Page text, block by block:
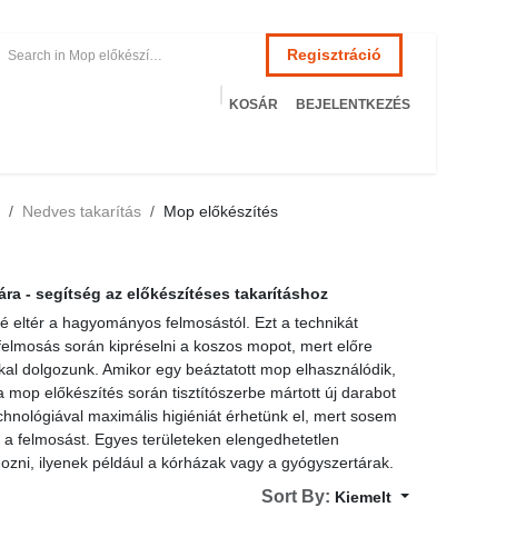
Regisztráció
KOSÁR BEJELENTKEZÉS
Nedves takarítás
Mop előkészítés
- segítség az előkészítéses takarításhoz
a hagyományos felmosástól. Ezt a technikát alkalmazva
kipréselni a koszos mopot, mert előre tisztítószerbe
egy beáztatott mop elhasználódik, másik gyűjtőbe
tisztítószerbe mártott új darabot használunk tovább.
higiéniát érhetünk el, mert sosem kell koszos moppal
elengedhetetlen előkészítéses takarítással
vagy a gyógyszertárak.
Sort By: Kiemelt